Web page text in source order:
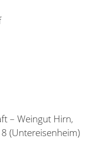
– Weingut Hirn,
(Untereisenheim)